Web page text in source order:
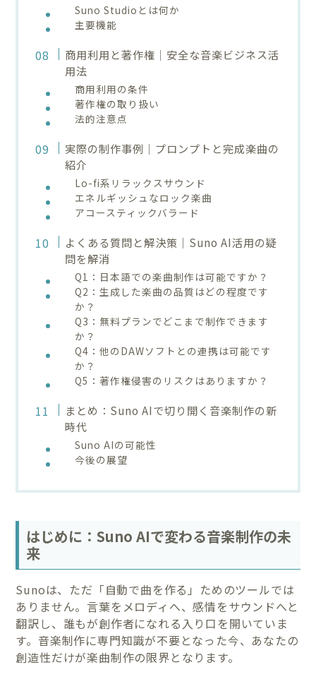
Suno Studioとは何か
主要機能
商用利用と著作権｜安全な音楽ビジネス活
用法
商用利用の条件
著作権の取り扱い
法的注意点
実際の制作事例｜プロンプトと完成楽曲の
紹介
Lo-fi系リラックスサウンド
エネルギッシュなロック楽曲
アコースティックバラード
よくある質問と解決策｜Suno AI活用の疑
問を解消
Q1：日本語での楽曲制作は可能ですか？
Q2：生成した楽曲の品質はどの程度です
か？
Q3：無料プランでどこまで制作できます
か？
Q4：他のDAWソフトとの連携は可能です
か？
Q5：著作権侵害のリスクはありますか？
まとめ：Suno AIで切り開く音楽制作の新
時代
Suno AIの可能性
今後の展望
はじめに：Suno AIで変わる音楽制作の未
来
Sunoは、ただ「自動で曲を作る」ためのツールでは
ありません。言葉をメロディへ、感情をサウンドへと
翻訳し、誰もが創作者になれる入り口を開いていま
す。音楽制作に専門知識が不要となった今、あなたの
創造性だけが楽曲制作の限界となります。